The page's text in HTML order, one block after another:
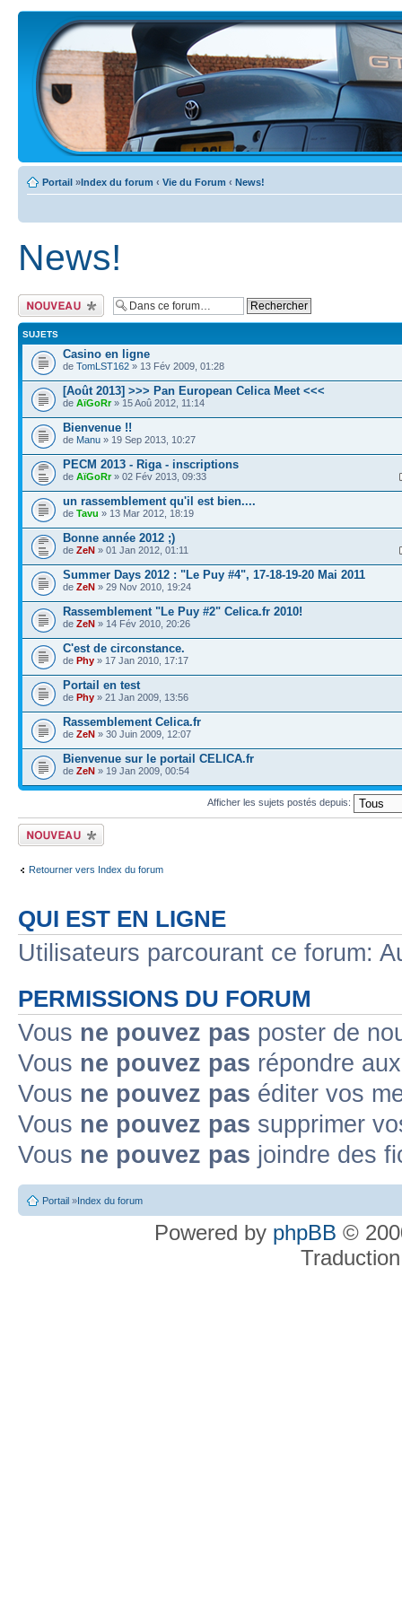
Portail »Index du forum ‹ Vie du Forum ‹ News!
News!
Ecrire un nouveau
sujet
SUJETS
Casino en ligne
de TomLST162 » 13 Fév 2009, 01:28
[Août 2013] >>> Pan European Celica Meet <<<
de AïGoRr» 15 Aoû 2012, 11:14
Bienvenue !!
de Manu » 19 Sep 2013, 10:27
PECM 2013 - Riga - inscriptions
de AïGoRr» 02 Fév 2013, 09:33
un rassemblement qu'il est bien....
de Tavu » 13 Mar 2012, 18:19
Bonne année 2012 ;)
de ZeN » 01 Jan 2012, 01:11
Summer Days 2012 : "Le Puy #4", 17-18-19-20 Mai 2011
de ZeN » 29 Nov 2010, 19:24
Rassemblement "Le Puy #2" Celica.fr 2010!
de ZeN » 14 Fév 2010, 20:26
C'est de circonstance.
de Phy » 17 Jan 2010, 17:17
Portail en test
de Phy » 21 Jan 2009, 13:56
Rassemblement Celica.fr
de ZeN » 30 Juin 2009, 12:07
Bienvenue sur le portail CELICA.fr
de ZeN » 19 Jan 2009, 00:54
Afficher les sujets postés depuis:
Ecrire un nouveau
sujet
Retourner vers Index du forum
QUI EST EN LIGNE
Utilisateurs parcourant ce forum:
PERMISSIONS DU FORUM
Vous ne pouvez pas poster de
Vous ne pouvez pas répondre
Vous ne pouvez pas éditer vos
Vous ne pouvez pas supprimer
Vous ne pouvez pas joindre des
Portail »Index du forum
Powered by phpBB ©